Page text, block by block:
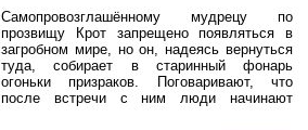
Самопровозглашённому мудрецу по
прозвищу Крот запрещено появляться в
загробном мире, но он, надеясь вернуться
туда, собирает в старинный фонарь
огоньки призраков. Поговаривают, что
после встречи с ним люди начинают